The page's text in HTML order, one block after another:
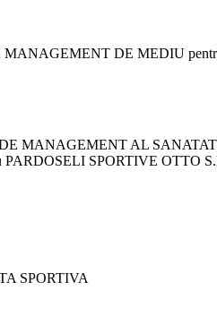
DE MEDIU
MANAGEMENT AL
PARDOSELI SPORTIVE OTTO
SPORTIVA